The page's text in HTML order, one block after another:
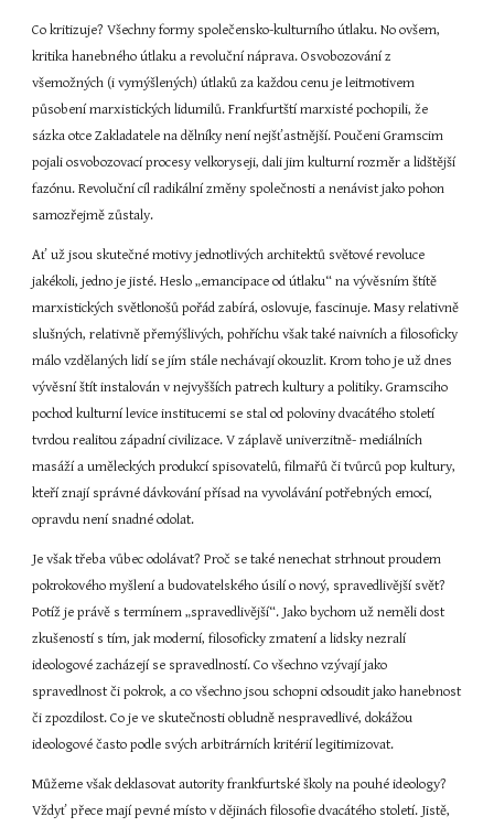
Co kritizuje? Všechny formy společensko-kulturního útlaku. No ovšem,
kritika hanebného útlaku a revoluční náprava. Osvobozování z
všemožných (i vymýšlených) útlaků za každou cenu je leitmotivem
působení marxistických lidumilů. Frankfurtští marxisté pochopili, že
sázka otce Zakladatele na dělníky není nejšťastnější. Poučeni Gramscim
pojali osvobozovací procesy velkoryseji, dali jim kulturní rozměr a lidštější
fazónu. Revoluční cíl radikální změny společnosti a nenávist jako pohon
samozřejmě zůstaly.
Ať už jsou skutečné motivy jednotlivých architektů světové revoluce
jakékoli, jedno je jisté. Heslo „emancipace od útlaku“ na vývěsním štítě
marxistických světlonošů pořád zabírá, oslovuje, fascinuje. Masy relativně
slušných, relativně přemýšlivých, pohříchu však také naivních a filosoficky
málo vzdělaných lidí se jím stále nechávají okouzlit. Krom toho je už dnes
vývěsní štít instalován v nejvyšších patrech kultury a politiky. Gramsciho
pochod kulturní levice institucemi se stal od poloviny dvacátého století
tvrdou realitou západní civilizace. V záplavě univerzitně- mediálních
masáží a uměleckých produkcí spisovatelů, filmařů či tvůrců pop kultury,
kteří znají správné dávkování přísad na vyvolávání potřebných emocí,
opravdu není snadné odolat.
Je však třeba vůbec odolávat? Proč se také nenechat strhnout proudem
pokrokového myšlení a budovatelského úsilí o nový, spravedlivější svět?
Potíž je právě s termínem „spravedlivější“. Jako bychom už neměli dost
zkušeností s tím, jak moderní, filosoficky zmatení a lidsky nezralí
ideologové zacházejí se spravedlností. Co všechno vzývají jako
spravedlnost či pokrok, a co všechno jsou schopni odsoudit jako hanebnost
či zpozdilost. Co je ve skutečnosti obludně nespravedlivé, dokážou
ideologové často podle svých arbitrárních kritérií legitimizovat.
Můžeme však deklasovat autority frankfurtské školy na pouhé ideology?
Vždyť přece mají pevné místo v dějinách filosofie dvacátého století. Jistě,